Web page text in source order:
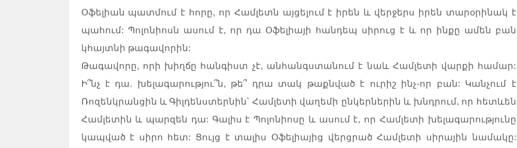
Օֆելիան պատմում է հորը, որ Համլետն այցելում է իրեն և վերջերս իրեն տարօրինակ է
պահում: Պոլոնիոսն ասում է, որ դա Օֆելիայի հանդեպ սիրուց է և որ ինքը ամեն բան
կհայտնի թագավորին:
Թագավորը, որի խիղճը հանգիստ չէ, անհանգստանում է նաև Համլետի վարքի համար:
Ի՞նչ է դա. խելագարությու՞ն, թե՞ դրա տակ թաքնված է ուրիշ ինչ-որ բան: Կանչում է
Ռոզենկրանցին և Գիլդենստերնին՝ Համլետի վաղեմի ընկերներին և խնդրում, որ հետևեն
Համլետին և պարզեն դա: Գալիս է Պոլոնիոսը և ասում է, որ Համլետի խելագարությունը
կապված է սիրո հետ: Ցույց է տալիս Օֆելիայից վերցրած Համլետի սիրային նամակը: